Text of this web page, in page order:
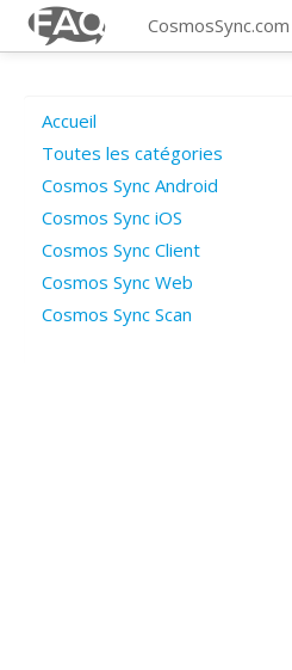
CosmosSync.com
Accueil
Toutes les catégories
Cosmos Sync Android
Cosmos Sync iOS
Cosmos Sync Client
Cosmos Sync Web
Cosmos Sync Scan